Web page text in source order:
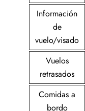
Información
de
vuelo/visado
Vuelos
retrasados
Comidas a
bordo